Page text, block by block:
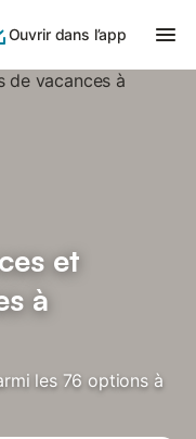
Ouvrir dans l’app
et
à
les 76 options à